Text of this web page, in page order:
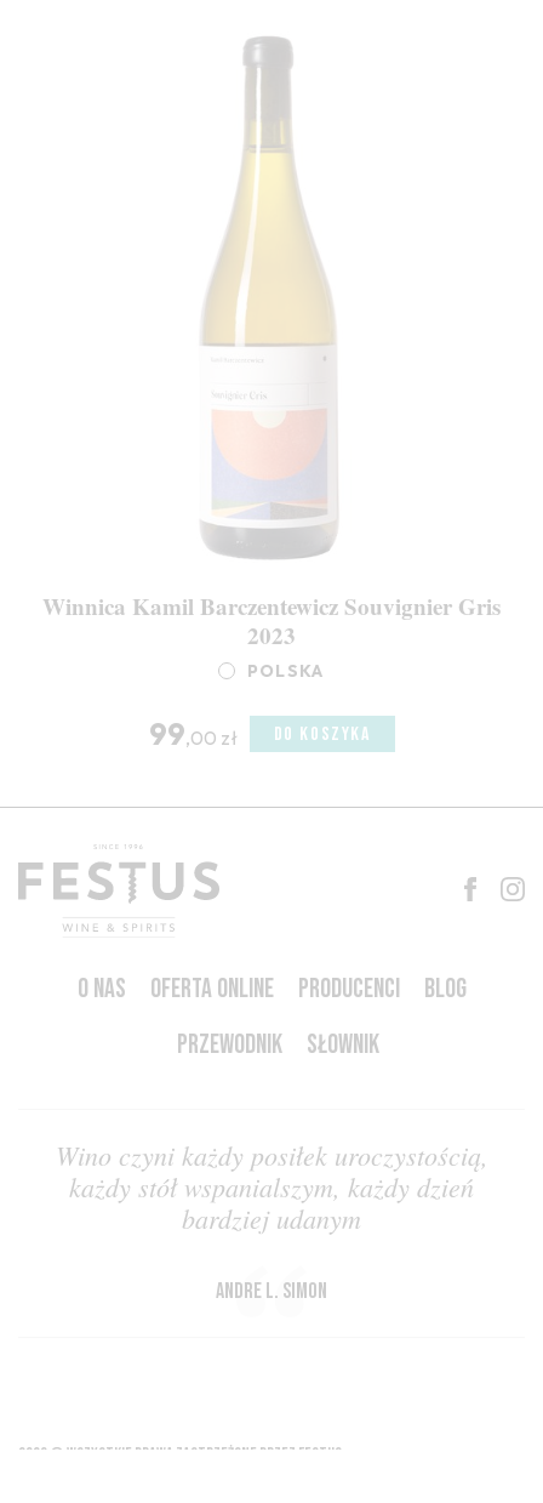
Winnica Kamil Barczentewicz Souvignier Gris
2023
POLSKA
99,00 zł DO KOSZYKA
O NAS OFERTA ONLINE PRODUCENCI
BLOG
PRZEWODNIK
SŁOWNIK
Wino czyni każdy posiłek uroczystością,
każdy stół wspanialszym, każdy dzień
bardziej udanym
Andre L. Simon
2026 © WSZYSTKIE PRAWA ZASTRZEŻONE PRZEZ FESTUS